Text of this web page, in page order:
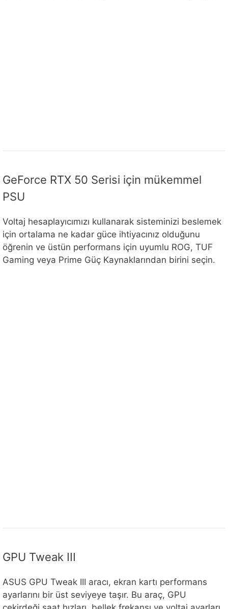
GeForce RTX 50 Serisi için mükemmel
PSU
Voltaj hesaplayıcımızı kullanarak sisteminizi beslemek
için ortalama ne kadar güce ihtiyacınız olduğunu
öğrenin ve üstün performans için uyumlu ROG, TUF
Gaming veya Prime Güç Kaynaklarından birini seçin.
GPU Tweak III
ASUS GPU Tweak III aracı, ekran kartı performans
ayarlarını bir üst seviyeye taşır. Bu araç, GPU